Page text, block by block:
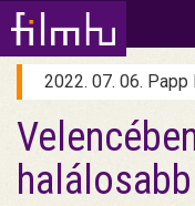
2022. 07. 06. Papp